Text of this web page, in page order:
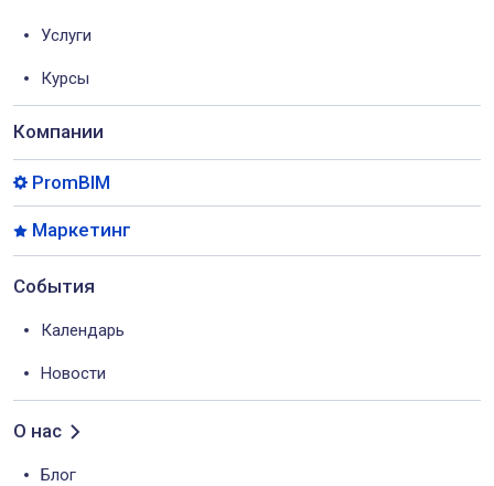
Услуги
Курсы
Компании
PromBIM
Маркетинг
События
Календарь
Новости
О нас
Блог